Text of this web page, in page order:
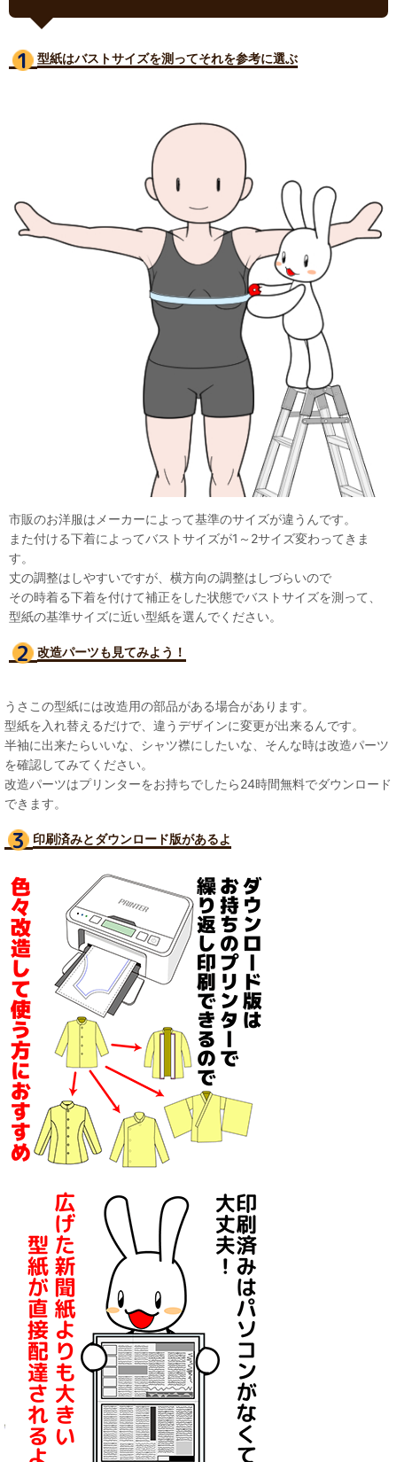
型紙はバストサイズを測ってそれを参考に選ぶ
市販のお洋服はメーカーによって基準のサイズが違うんです。
また付ける下着によってバストサイズが1～2サイズ変わってきま
す。
丈の調整はしやすいですが、横方向の調整はしづらいので
その時着る下着を付けて補正をした状態でバストサイズを測って、
型紙の基準サイズに近い型紙を選んでください。
改造パーツも見てみよう！
うさこの型紙には改造用の部品がある場合があります。
型紙を入れ替えるだけで、違うデザインに変更が出来るんです。
半袖に出来たらいいな、シャツ襟にしたいな、そんな時は改造パーツ
を確認してみてください。
改造パーツはプリンターをお持ちでしたら24時間無料でダウンロード
できます。
印刷済みとダウンロード版があるよ